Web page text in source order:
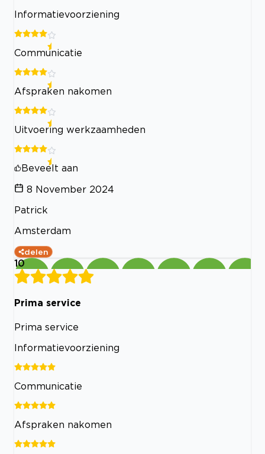
Informatievoorziening
Communicatie
Afspraken nakomen
Uitvoering werkzaamheden
Beveelt aan
8 November 2024
Patrick
Amsterdam
delen
10
Prima service
Prima service
Informatievoorziening
Communicatie
Afspraken nakomen